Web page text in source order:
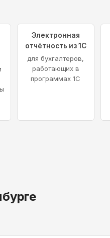
Электронная
отчётность из 1С
для бухгалтеров,
работающих в
программах 1С